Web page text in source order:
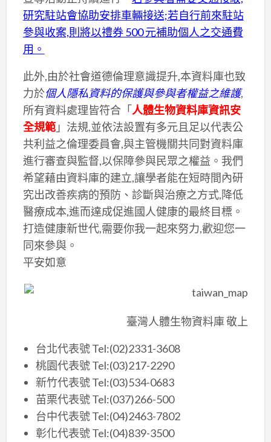
研究駐站會協助安排車輛接送;若自行前來駐站
參與收案,則將以禮券 500 元補助個人之交通費
用。
此外,由於社會道德倫理意識提升,本資料庫也致
力於個人隱私資料的保護與參與者權益之維護,
所有資料處理皆符合「人體生物資料庫資訊安
全規範」法規,並依法設置有多元且足以代表公
共利益之倫理委員會,與主管機關共同對資料庫
進行審查與監督,以保障參與民眾之權益。我們
希望藉由資料庫的建立,讓學者能在短時間內研
究出改善疾病的預防、診斷與治療之方式,降低
醫療成本,進而達成促進國人健康的最終目標。
打造健康新世代,需要你我一起來努力,歡迎您一
同來參與。
平安如意
臺灣人體生物資料庫 敬上
台北代表號 Tel:(02)2331-3608
桃園代表號 Tel:(03)217-2290
新竹代表號 Tel:(03)534-0683
苗栗代表號 Tel:(037)266-500
台中代表號 Tel:(04)2463-7802
彰化代表號 Tel:(04)839-3500